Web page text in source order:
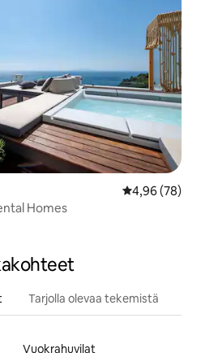
4,96 (78)
Homes
Tarjolla olevaa tekemistä
Vuokrahuvilat